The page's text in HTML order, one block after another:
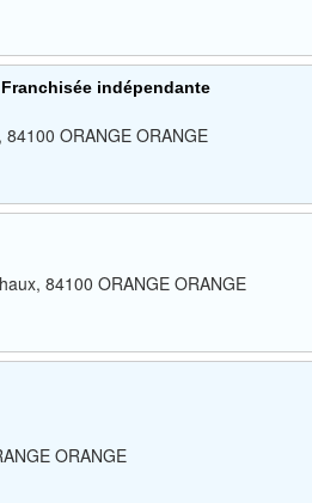
indépendante
ORANGE ORANGE
84100 ORANGE ORANGE
ORANGE